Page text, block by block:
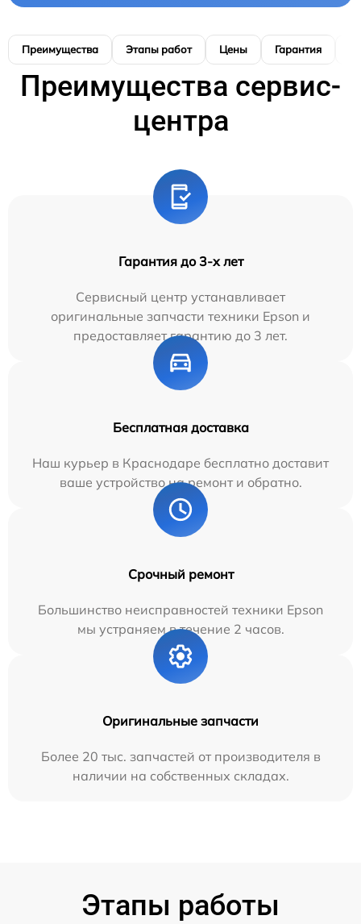
Преимущества Этапы работ Цены Гарантия
Преимущества сервис-
центра
Гарантия до 3-х лет
Сервисный центр устанавливает
оригинальные запчасти техники Epson и
предоставляет гарантию до 3 лет.
Бесплатная доставка
Наш курьер в Краснодаре бесплатно доставит
ваше устройство на ремонт и обратно.
Срочный ремонт
Большинство неисправностей техники Epson
мы устраняем в течение 2 часов.
Оригинальные запчасти
Более 20 тыс. запчастей от производителя в
наличии на собственных складах.
Этапы работы